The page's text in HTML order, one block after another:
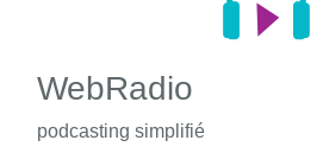
WebRadio
podcasting simplifié